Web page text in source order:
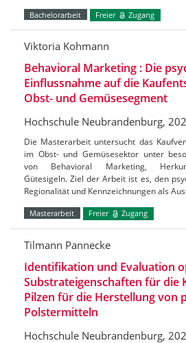
Bachelorarbeit Freier Zugang
Viktoria Kohmann
Behavioral Marketing : Die
Einflussnahme auf die
Obst- und Gemüsesegment
Hochschule Neubrandenburg,
Die Masterarbeit untersucht das
im Obst- und Gemüsesektor unter
von Behavioral Marketing,
Gütesigeln. Ziel der Arbeit ist es, den
Regionalität und Kennzeichnungen als
Masterarbeit Freier Zugang
Tilmann Pannecke
Identifikation und Evaluation
Substrateigenschaften für die
Pilzen für die Herstellung von
Polstermitteln
Hochschule Neubrandenburg,